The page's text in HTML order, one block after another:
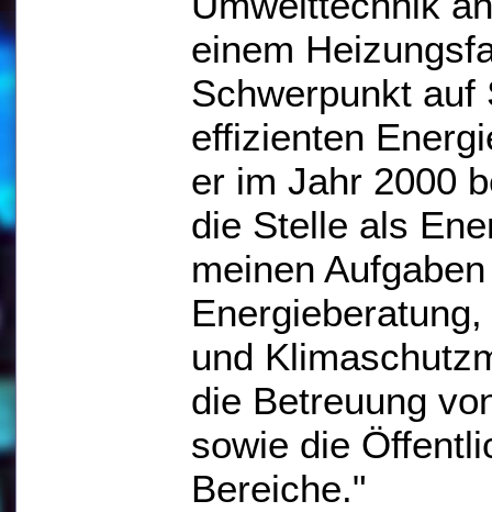
einem
Schwerpunkt auf
effizienten
er im Jahr 2000
die Stelle als
meinen
und
die Betreuung
sowie die
Bereiche."